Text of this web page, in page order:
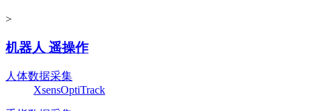
>
机器人 遥操作
人体数据采集
XsensOptiTrack